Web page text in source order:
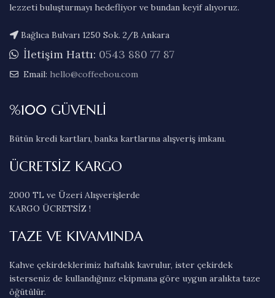
lezzeti buluşturmayı hedefliyor ve bundan keyif alıyoruz.
Bağlıca Bulvarı 1250 Sok. 2/B Ankara
İletişim Hattı: 0543 880 77 87
Email: hello@coffeebou.com
%100 GÜVENLİ
Bütün kredi kartları, banka kartlarına alışveriş imkanı.
ÜCRETSİZ KARGO
2000 TL ve Üzeri Alışverişlerde
KARGO ÜCRETSİZ !
TAZE VE KIVAMINDA
Kahve çekirdeklerimiz haftalık kavrulur, ister çekirdek
isterseniz de kullandığınız ekipmana göre uygun aralıkta taze
öğütülür.